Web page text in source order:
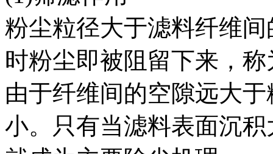
粉尘粒径大于滤料纤维
时粉尘即被阻留下来，
由于纤维间的空隙远大
小。只有当滤料表面沉